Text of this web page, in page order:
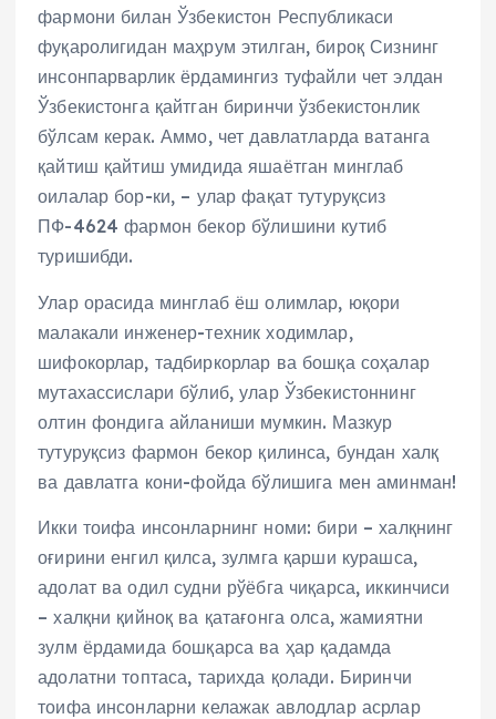
фармони билан Ўзбекистон Республикаси
фуқаролигидан маҳрум этилган, бироқ Сизнинг
инсонпарварлик ёрдамингиз туфайли чет элдан
Ўзбекистонга қайтган биринчи ўзбекистонлик
бўлсам керак. Аммо, чет давлатларда ватанга
қайтиш қайтиш умидида яшаётган минглаб
оилалар бор-ки, – улар фақат тутуруқсиз
ПФ-4624 фармон бекор бўлишини кутиб
туришибди.
Улар орасида минглаб ёш олимлар, юқори
малакали инженер-техник ходимлар,
шифокорлар, тадбиркорлар ва бошқа соҳалар
мутахассислари бўлиб, улар Ўзбекистоннинг
олтин фондига айланиши мумкин. Мазкур
тутуруқсиз фармон бекор қилинса, бундан халқ
ва давлатга кони-фойда бўлишига мен аминман!
Икки тоифа инсонларнинг номи: бири – халқнинг
оғирини енгил қилса, зулмга қарши курашса,
адолат ва одил судни рўёбга чиқарса, иккинчиси
– халқни қийноқ ва қатағонга олса, жамиятни
зулм ёрдамида бошқарса ва ҳар қадамда
адолатни топтаса, тарихда қолади. Биринчи
тоифа инсонларни келажак авлодлар асрлар